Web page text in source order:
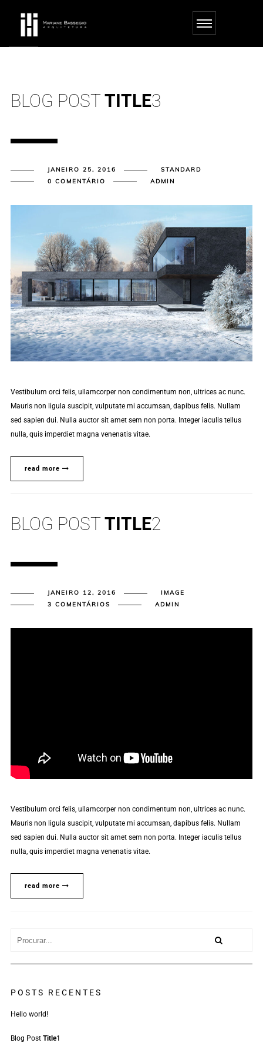
BLOG POSTTITLE3
JANEIRO 25, 2016
STANDARD
0 COMENTÁRIO
ADMIN
Vestibulum orci felis, ullamcorper non condimentum non, ultrices ac nunc.
Mauris non ligula suscipit, vulputate mi accumsan, dapibus felis. Nullam
sed sapien dui. Nulla auctor sit amet sem non porta. Integer iaculis tellus
nulla, quis imperdiet magna venenatis vitae.
read more
BLOG POSTTITLE2
JANEIRO 12, 2016
IMAGE
3 COMENTÁRIOS
ADMIN
Vestibulum orci felis, ullamcorper non condimentum non, ultrices ac nunc.
Mauris non ligula suscipit, vulputate mi accumsan, dapibus felis. Nullam
sed sapien dui. Nulla auctor sit amet sem non porta. Integer iaculis tellus
nulla, quis imperdiet magna venenatis vitae.
read more
POSTS RECENTES
Hello world!
Blog Post Title1